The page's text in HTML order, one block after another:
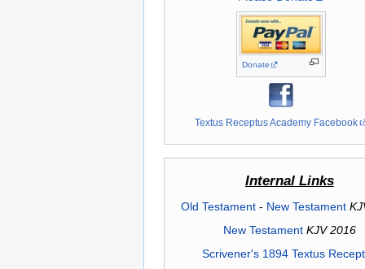
Donate
Textus Receptus Academy Facebook
Internal Links
Old Testament- New Testament
New Testament KJV 2016
Scrivener's 1894 Textus